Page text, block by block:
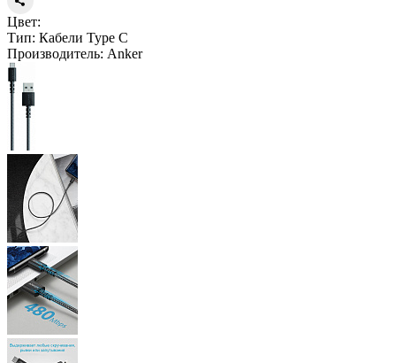
Цвет:
Тип: Кабели Type C
Производитель: Anker